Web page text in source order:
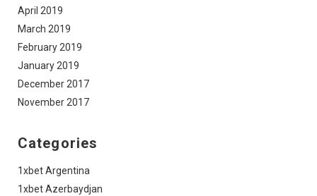
April 2019
March 2019
February 2019
January 2019
December 2017
November 2017
Categories
1xbet Argentina
1xbet Azerbaydjan